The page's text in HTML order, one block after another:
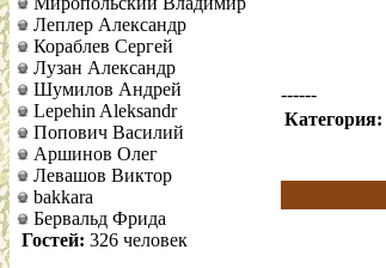
Леплер Александр
Кораблев Сергей
Лузан Александр
Шумилов Андрей
Lepehin Aleksandr
Попович Василий
Аршинов Олег
Левашов Виктор
bakkara
Бервальд Фрида
Гостей: 326 человек
------
Категория: